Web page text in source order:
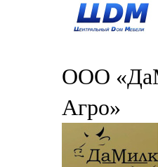
ООО
Агро»